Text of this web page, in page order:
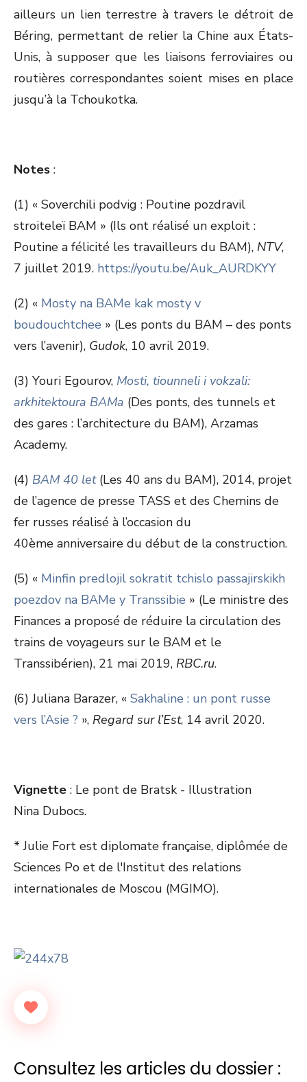
ailleurs un lien terrestre à travers le détroit de
Béring, permettant de relier la Chine aux États-
Unis, à supposer que les liaisons ferroviaires ou
routières correspondantes soient mises en place
jusqu’à la Tchoukotka.
Notes :
(1) « Soverchili podvig : Poutine pozdravil
stroiteleï BAM » (Ils ont réalisé un exploit :
Poutine a félicité les travailleurs du BAM), NTV,
7 juillet 2019. https://youtu.be/Auk_AURDKYY
(2) « Mosty na BAMe kak mosty v
boudouchtchee » (Les ponts du BAM – des ponts
vers l’avenir), Gudok, 10 avril 2019.
(3) Youri Egourov, Mosti, tiounneli i vokzali:
arkhitektoura BAMa (Des ponts, des tunnels et
des gares : l’architecture du BAM), Arzamas
Academy.
(4) BAM 40 let(Les 40 ans du BAM), 2014, projet
de l’agence de presse TASS et des Chemins de
fer russes réalisé à l’occasion du
40ème anniversaire du début de la construction.
(5) « Minfin predlojil sokratit tchislo passajirskikh
poezdov na BAMe y Transsibie » (Le ministre des
Finances a proposé de réduire la circulation des
trains de voyageurs sur le BAM et le
Transsibérien), 21 mai 2019, RBC.ru.
(6) Juliana Barazer, « Sakhaline : un pont russe
vers l’Asie ? », Regard sur l’Est, 14 avril 2020.
Vignette : Le pont de Bratsk - Illustration
Nina Dubocs.
* Julie Fort est diplomate française, diplômée de
Sciences Po et de l'Institut des relations
internationales de Moscou (MGIMO).
Consultez les articles du dossier :